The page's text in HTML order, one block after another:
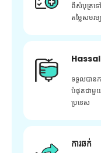
ពីសំបុត្រទៅ
តម្លៃសមរម្
ទទួលបានក
បំផុតជាមួ
ប្រទេស
ការឆក់